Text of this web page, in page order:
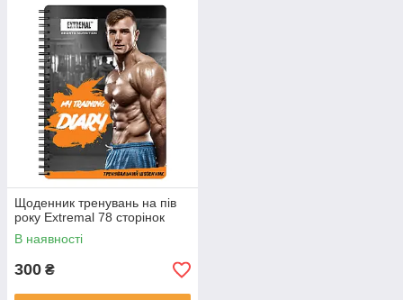
Щоденник тренувань на пів
року Extremal 78 сторінок
В наявності
300 ₴